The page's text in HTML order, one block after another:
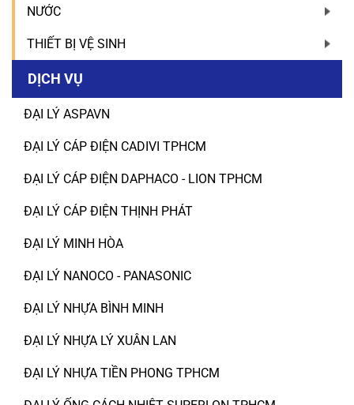
NƯỚC
THIẾT BỊ VỆ SINH
DỊCH VỤ
ĐẠI LÝ ASPAVN
ĐẠI LÝ CÁP ĐIỆN CADIVI TPHCM
ĐẠI LÝ CÁP ĐIỆN DAPHACO - LION TPHCM
ĐẠI LÝ CÁP ĐIỆN THỊNH PHÁT
ĐẠI LÝ MINH HÒA
ĐẠI LÝ NANOCO - PANASONIC
ĐẠI LÝ NHỰA BÌNH MINH
ĐẠI LÝ NHỰA LÝ XUÂN LAN
ĐẠI LÝ NHỰA TIỀN PHONG TPHCM